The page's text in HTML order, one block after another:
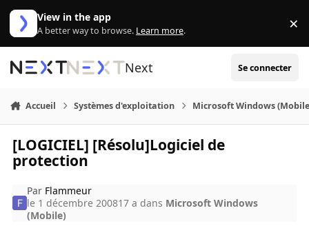
Aller au contenu
View in the app
A better way to browse. Learn more. ×
Next Se connecter
Accueil Systèmes d'exploitation Microsoft Windows
[LOGICIEL] [Résolu]Logiciel de
protection
Par Flammeur
le 1 décembre 200817 a dans Microsoft Windows
(Mobile)